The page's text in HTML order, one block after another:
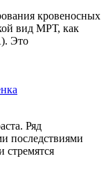
кровеносных
вид МРТ, как
Это
Ряд
последствиями
стремятся